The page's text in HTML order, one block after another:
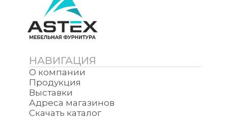
НАВИГАЦИЯ
О компании
Продукция
Выставки
Адреса магазинов
Скачать каталог